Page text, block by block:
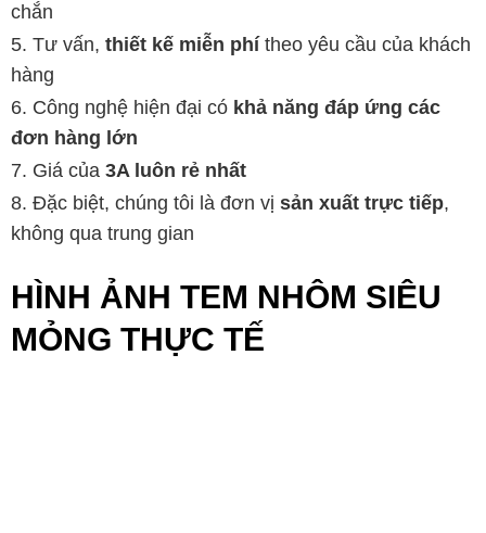
chắn
Tư vấn, thiết kế miễn phí theo yêu cầu của khách
hàng
Công nghệ hiện đại có khả năng đáp ứng các
đơn hàng lớn
Giá của 3A luôn rẻ nhất
Đặc biệt, chúng tôi là đơn vị sản xuất trực tiếp,
không qua trung gian
HÌNH ẢNH TEM NHÔM SIÊU
MỎNG THỰC TẾ